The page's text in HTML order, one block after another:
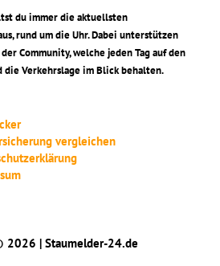
du immer die aktuellsten
rund um die Uhr. Dabei unterstützen
Community, welche jeden Tag auf den
die Verkehrslage im Blick behalten.
vergleichen
2026 | Staumelder-24.de